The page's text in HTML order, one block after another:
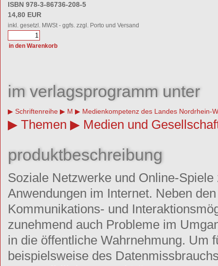
ISBN 978-3-86736-208-5
14,80 EUR
inkl. gesetzl. MWSt - ggfs. zzgl. Porto und Versand
im verlagsprogramm unter
Schriftenreihe M Medienkompetenz des Landes Nordrhein-
Themen Medien und
produktbeschreibung
Soziale Netzwerke und Online-
Anwendungen im Internet. Neben
Kommunikations- und
zunehmend auch Probleme im
in die öffentliche Wahrnehmung. Um
beispielsweise des